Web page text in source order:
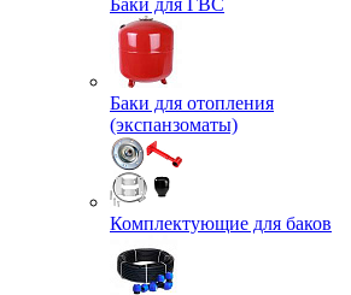
Баки для ГВС
Баки для отопления
(экспанзоматы)
Комплектующие для баков